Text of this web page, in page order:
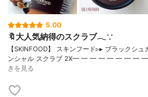
5.00
🔖大人気納得のスクラブ𓂃∵
【SKINFOOD】 スキンフード▹▸ ブラックシ
ンシャル スクラブ 2X━ ━ ━ ━ ━ ━ ━
きを見る